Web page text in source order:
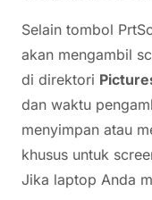
Selain tombol
akan mengambil
di direktori
dan waktu
menyimpan atau
khusus untuk
Jika laptop Anda